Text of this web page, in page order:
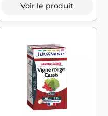
Voir le produit